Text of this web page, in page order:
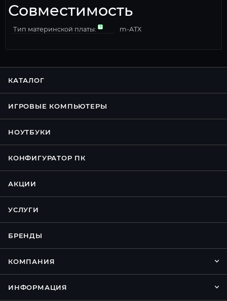
Совместимость
Тип материнской платы: m-ATX
КАТАЛОГ
ИГРОВЫЕ КОМПЬЮТЕРЫ
НОУТБУКИ
КОНФИГУРАТОР ПК
АКЦИИ
УСЛУГИ
БРЕНДЫ
КОМПАНИЯ
ИНФОРМАЦИЯ